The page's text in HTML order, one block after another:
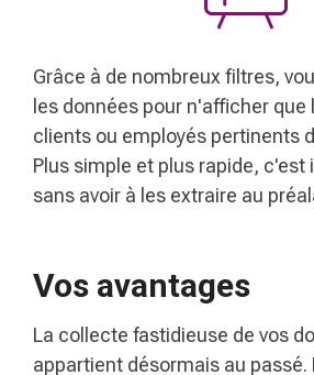
Grâce à de nombreux filtres,
les données pour n'afficher que
clients ou employés pertinents
Plus simple et plus rapide, c'est
sans avoir à les extraire au
Vos avantages
La collecte fastidieuse de vos
appartient désormais au